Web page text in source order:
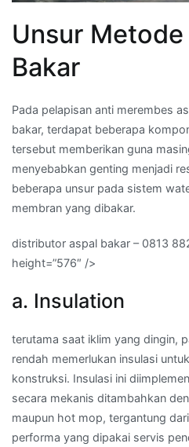
Unsur
Bakar
Pada pelapisan anti merembes
bakar, terdapat beberapa
tersebut memberikan guna
menyebabkan genting menjadi
beberapa unsur pada sistem
membran yang dibakar.
distributor aspal bakar – 0813
height=”576″ />
a. Insulation
terutama saat iklim yang dingin,
rendah memerlukan insulasi
konstruksi. Insulasi ini
secara mekanis ditambahkan
maupun hot mop, tergantung
performa yang dipakai servis